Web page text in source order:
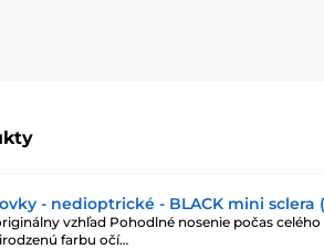
- nedioptrické - BLACK mini sclera
vzhľad Pohodlné nosenie počas celého
farbu očí…